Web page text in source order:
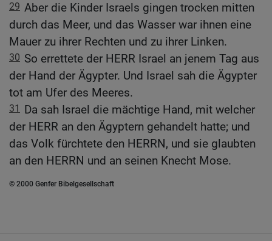
29 Aber die Kinder Israels gingen trocken mitten
durch das Meer, und das Wasser war ihnen eine
Mauer zu ihrer Rechten und zu ihrer Linken.
30 So errettete der HERR Israel an jenem Tag aus
der Hand der Ägypter. Und Israel sah die Ägypter
tot am Ufer des Meeres.
31
Da sah Israel die mächtige Hand, mit welcher
der HERR an den Ägyptern gehandelt hatte; und
das Volk fürchtete den HERRN, und sie glaubten
an den HERRN und an seinen Knecht Mose.
© 2000 Genfer Bibelgesellschaft